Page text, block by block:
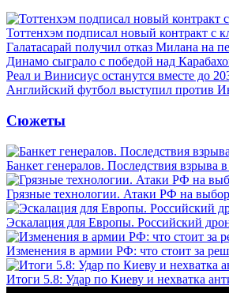
Тоттенхэм подписал новый контракт с
Галатасарай получил отказ Милана на
Динамо сыграло с победой над
Реал и Винисиус останутся вместе до
Английский футбол выступил против
Сюжеты
Банкет генералов. Последствия взрыва
Грязные технологии. Атаки РФ на
Эскалация для Европы. Российский
Изменения в армии РФ: что стоит за
Итоги 5.8: Удар по Киеву и нехватка